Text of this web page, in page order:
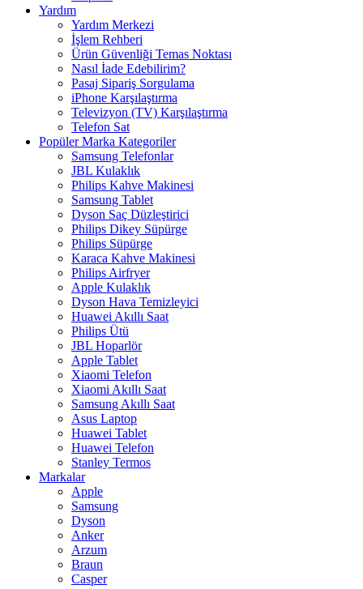
Yardım
Yardım Merkezi
İşlem Rehberi
Ürün Güvenliği Temas Noktası
Nasıl İade Edebilirim?
Pasaj Sipariş Sorgulama
iPhone Karşılaştırma
Televizyon (TV) Karşılaştırma
Telefon Sat
Popüler Marka Kategoriler
Samsung Telefonlar
JBL Kulaklık
Philips Kahve Makinesi
Samsung Tablet
Dyson Saç Düzleştirici
Philips Dikey Süpürge
Philips Süpürge
Karaca Kahve Makinesi
Philips Airfryer
Apple Kulaklık
Dyson Hava Temizleyici
Huawei Akıllı Saat
Philips Ütü
JBL Hoparlör
Apple Tablet
Xiaomi Telefon
Xiaomi Akıllı Saat
Samsung Akıllı Saat
Asus Laptop
Huawei Tablet
Huawei Telefon
Stanley Termos
Markalar
Apple
Samsung
Dyson
Anker
Arzum
Braun
Casper